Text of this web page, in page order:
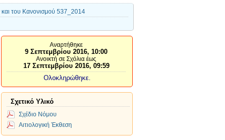
του Κανονισμού 537_2014
Αναρτήθηκε
9 Σεπτεμβρίου 2016, 10:00
Ανοικτή σε Σχόλια έως
17 Σεπτεμβρίου 2016, 09:59
Ολοκληρώθηκε.
Σχετικό Υλικό
Σχέδιο Νόμου
Αιτιολογική Έκθεση